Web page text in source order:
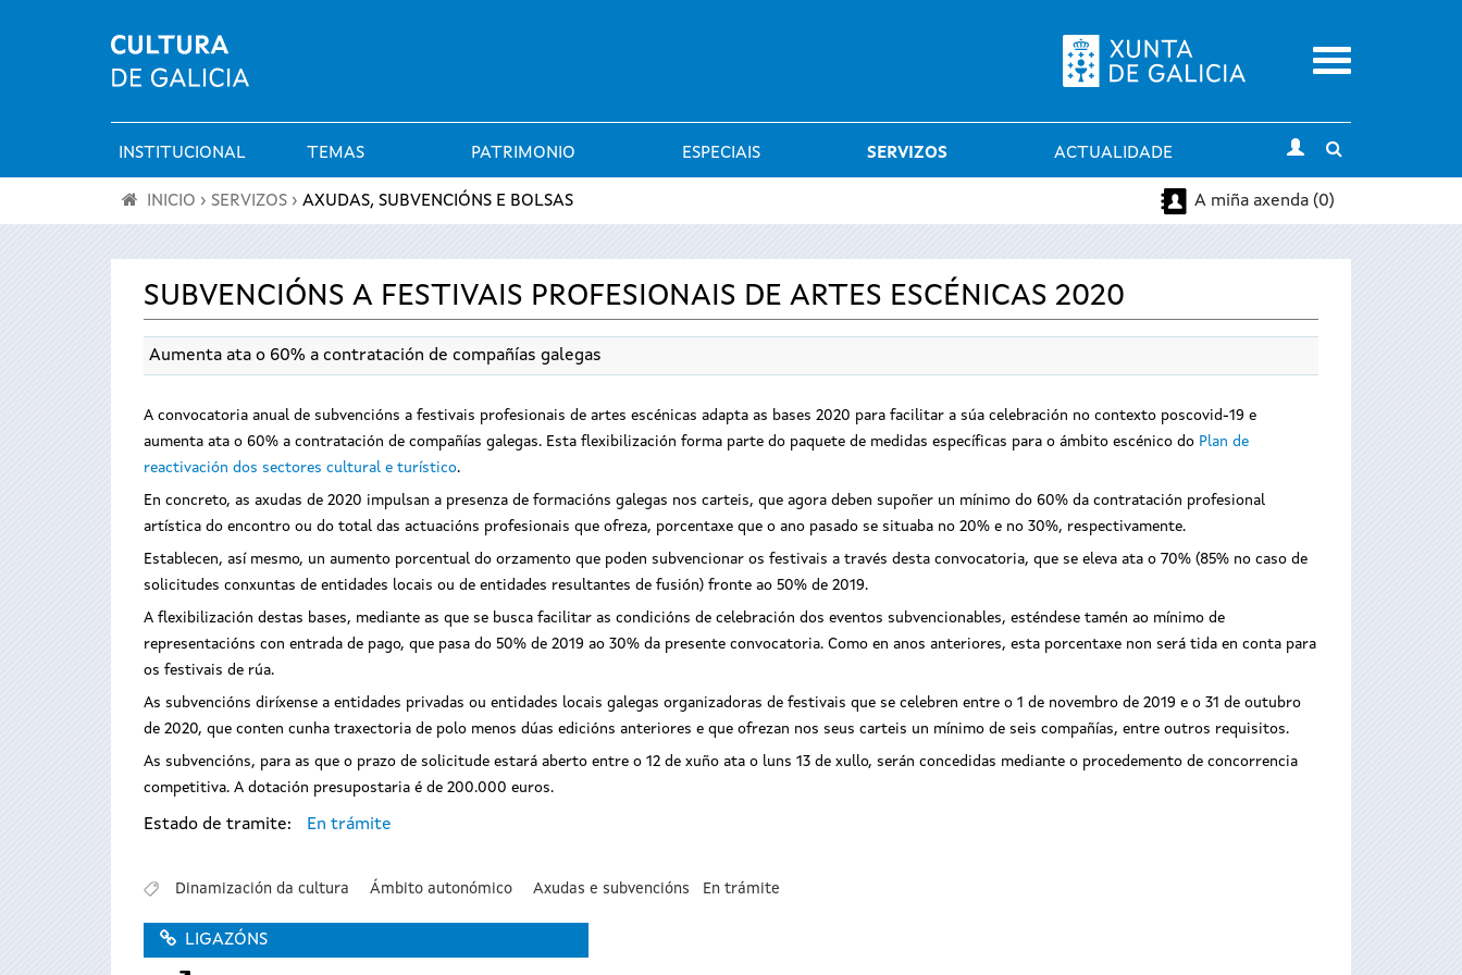
Menu
Menú
principal
INSTITUCIONAL TEMAS PATRIMONIO ESPECIAIS SERVIZOS ACTUALIDADE
search
está
aquí
INICIO › SERVIZOS › AXUDAS, SUBVENCIÓNS E BOLSAS A miña axenda (0)
SUBVENCIÓNS A FESTIVAIS PROFESIONAIS DE ARTES ESCÉNICAS 2020
Aumenta ata o 60% a contratación de compañías galegas
A convocatoria anual de subvencións a festivais profesionais de artes escénicas adapta as bases 2020 para facilitar a súa celebración no contexto poscovid-19 e
aumenta ata o 60% a contratación de compañías galegas. Esta flexibilización forma parte do paquete de medidas específicas para o ámbito escénico do Plan de
reactivación dos sectores cultural e turístico.
En concreto, as axudas de 2020 impulsan a presenza de formacións galegas nos carteis, que agora deben supoñer un mínimo do 60% da contratación profesional
artística do encontro ou do total das actuacións profesionais que ofreza, porcentaxe que o ano pasado se situaba no 20% e no 30%, respectivamente.
Establecen, así mesmo, un aumento porcentual do orzamento que poden subvencionar os festivais a través desta convocatoria, que se eleva ata o 70% (85% no caso de
solicitudes conxuntas de entidades locais ou de entidades resultantes de fusión) fronte ao 50% de 2019.
A flexibilización destas bases, mediante as que se busca facilitar as condicións de celebración dos eventos subvencionables, esténdese tamén ao mínimo de
representacións con entrada de pago, que pasa do 50% de 2019 ao 30% da presente convocatoria. Como en anos anteriores, esta porcentaxe non será tida en conta para
os festivais de rúa.
As subvencións diríxense a entidades privadas ou entidades locais galegas organizadoras de festivais que se celebren entre o 1 de novembro de 2019 e o 31 de outubro
de 2020, que conten cunha traxectoria de polo menos dúas edicións anteriores e que ofrezan nos seus carteis un mínimo de seis compañías, entre outros requisitos.
As subvencións, para as que o prazo de solicitude estará aberto entre o 12 de xuño ata o luns 13 de xullo, serán concedidas mediante o procedemento de concorrencia
competitiva. A dotación presupostaria é de 200.000 euros.
Estado de tramite: En trámite
Dinamización da cultura Ámbito autonómico Axudas e subvencións En trámite
LIGAZÓNS